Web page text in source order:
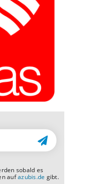
sobald es
aufazubis.de gibt.